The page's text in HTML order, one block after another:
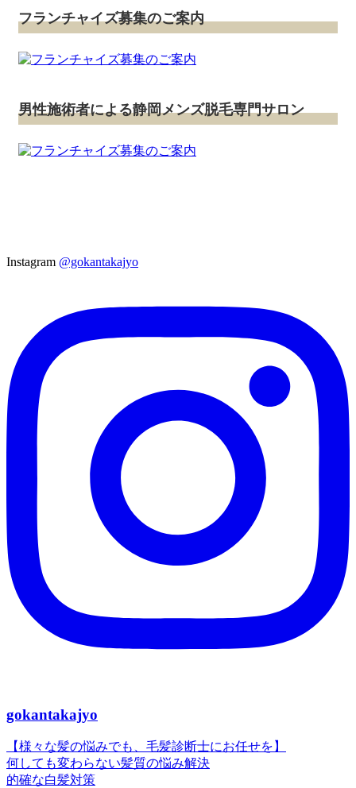
フランチャイズ募集のご案内
男性施術者による静岡メンズ脱毛専門サロン
Instagram @gokantakajyo
gokantakajyo
【様々な髪の悩みでも、毛髪診断士にお任せを】
何しても変わらない髪質の悩み解決
的確な白髪対策